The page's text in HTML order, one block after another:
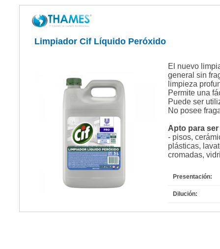
Limpiador Cif Líquido Peróxido
El nuevo
general sin
limpieza
Permite una
Puede ser
No posee
Apto para
- pisos,
plásticas,
cromadas,
Presentación:
Dilución: